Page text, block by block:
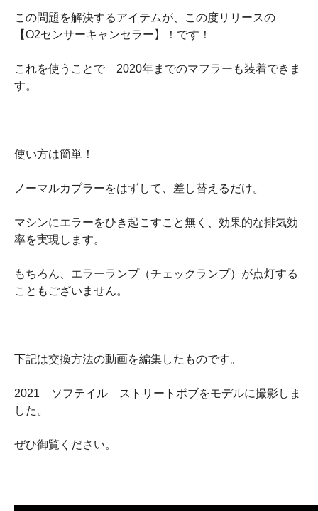
この問題を解決するアイテムが、この度リリースの
【O2センサーキャンセラー】！です！
これを使うことで 2020年までのマフラーも装着できま
す。
使い方は簡単！
ノーマルカプラーをはずして、差し替えるだけ。
マシンにエラーをひき起こすこと無く、効果的な排気効
率を実現します。
もちろん、エラーランプ（チェックランプ）が点灯する
こともございません。
下記は交換方法の動画を編集したものです。
2021 ソフテイル ストリートボブをモデルに撮影しま
した。
ぜひ御覧ください。